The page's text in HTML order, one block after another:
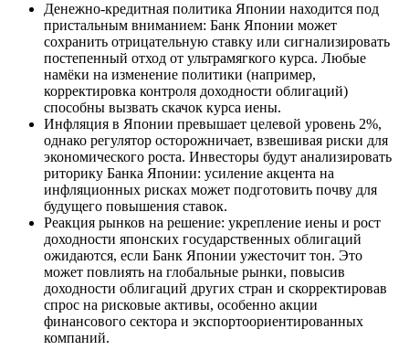
Денежно-кредитная политика Японии находится под
пристальным вниманием: Банк Японии может
сохранить отрицательную ставку или сигнализировать
постепенный отход от ультрамягкого курса. Любые
намёки на изменение политики (например,
корректировка контроля доходности облигаций)
способны вызвать скачок курса иены.
Инфляция в Японии превышает целевой уровень 2%,
однако регулятор осторожничает, взвешивая риски для
экономического роста. Инвесторы будут анализировать
риторику Банка Японии: усиление акцента на
инфляционных рисках может подготовить почву для
будущего повышения ставок.
Реакция рынков на решение: укрепление иены и рост
доходности японских государственных облигаций
ожидаются, если Банк Японии ужесточит тон. Это
может повлиять на глобальные рынки, повысив
доходности облигаций других стран и скорректировав
спрос на рисковые активы, особенно акции
финансового сектора и экспортоориентированных
компаний.